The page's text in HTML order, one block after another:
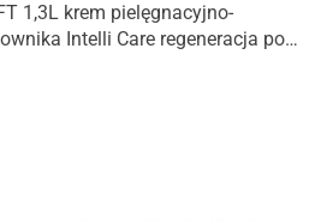
1,3L krem pielęgnacyjno-
Intelli Care regeneracja po